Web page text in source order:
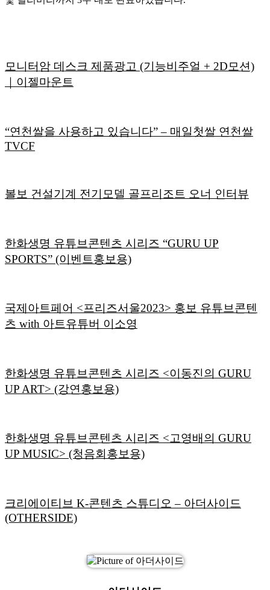
모니터암 데스크 제품광고 (기능비주얼 + 2D모션)
｜이젤마운트
“연천쌀을 사용하고 있습니다” – 매일첫쌀 연천쌀
TVCF
볼보 건설기계 전기모델 골프리조트 오너 인터뷰
한화생명 유튜브콘텐츠 시리즈 “GURU UP
SPORTS” (이벤트홍보용)
국제아트페어 <프리즈서울2023> 홍보 유튜브콘텐
츠 with 아트유튜버 이소영
한화생명 유튜브콘텐츠 시리즈 <이동진의 GURU
UP ART> (강연홍보용)
한화생명 유튜브콘텐츠 시리즈 <고영배의 GURU
UP MUSIC> (청음회홍보용)
크리에이티브 K-콘텐츠 스튜디오 – 아더사이드
(OTHERSIDE)